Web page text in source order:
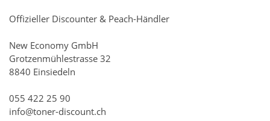
Offizieller Discounter & Peach-Händler
New Economy GmbH
Grotzenmühlestrasse 32
8840 Einsiedeln
055 422 25 90
info@toner-discount.ch